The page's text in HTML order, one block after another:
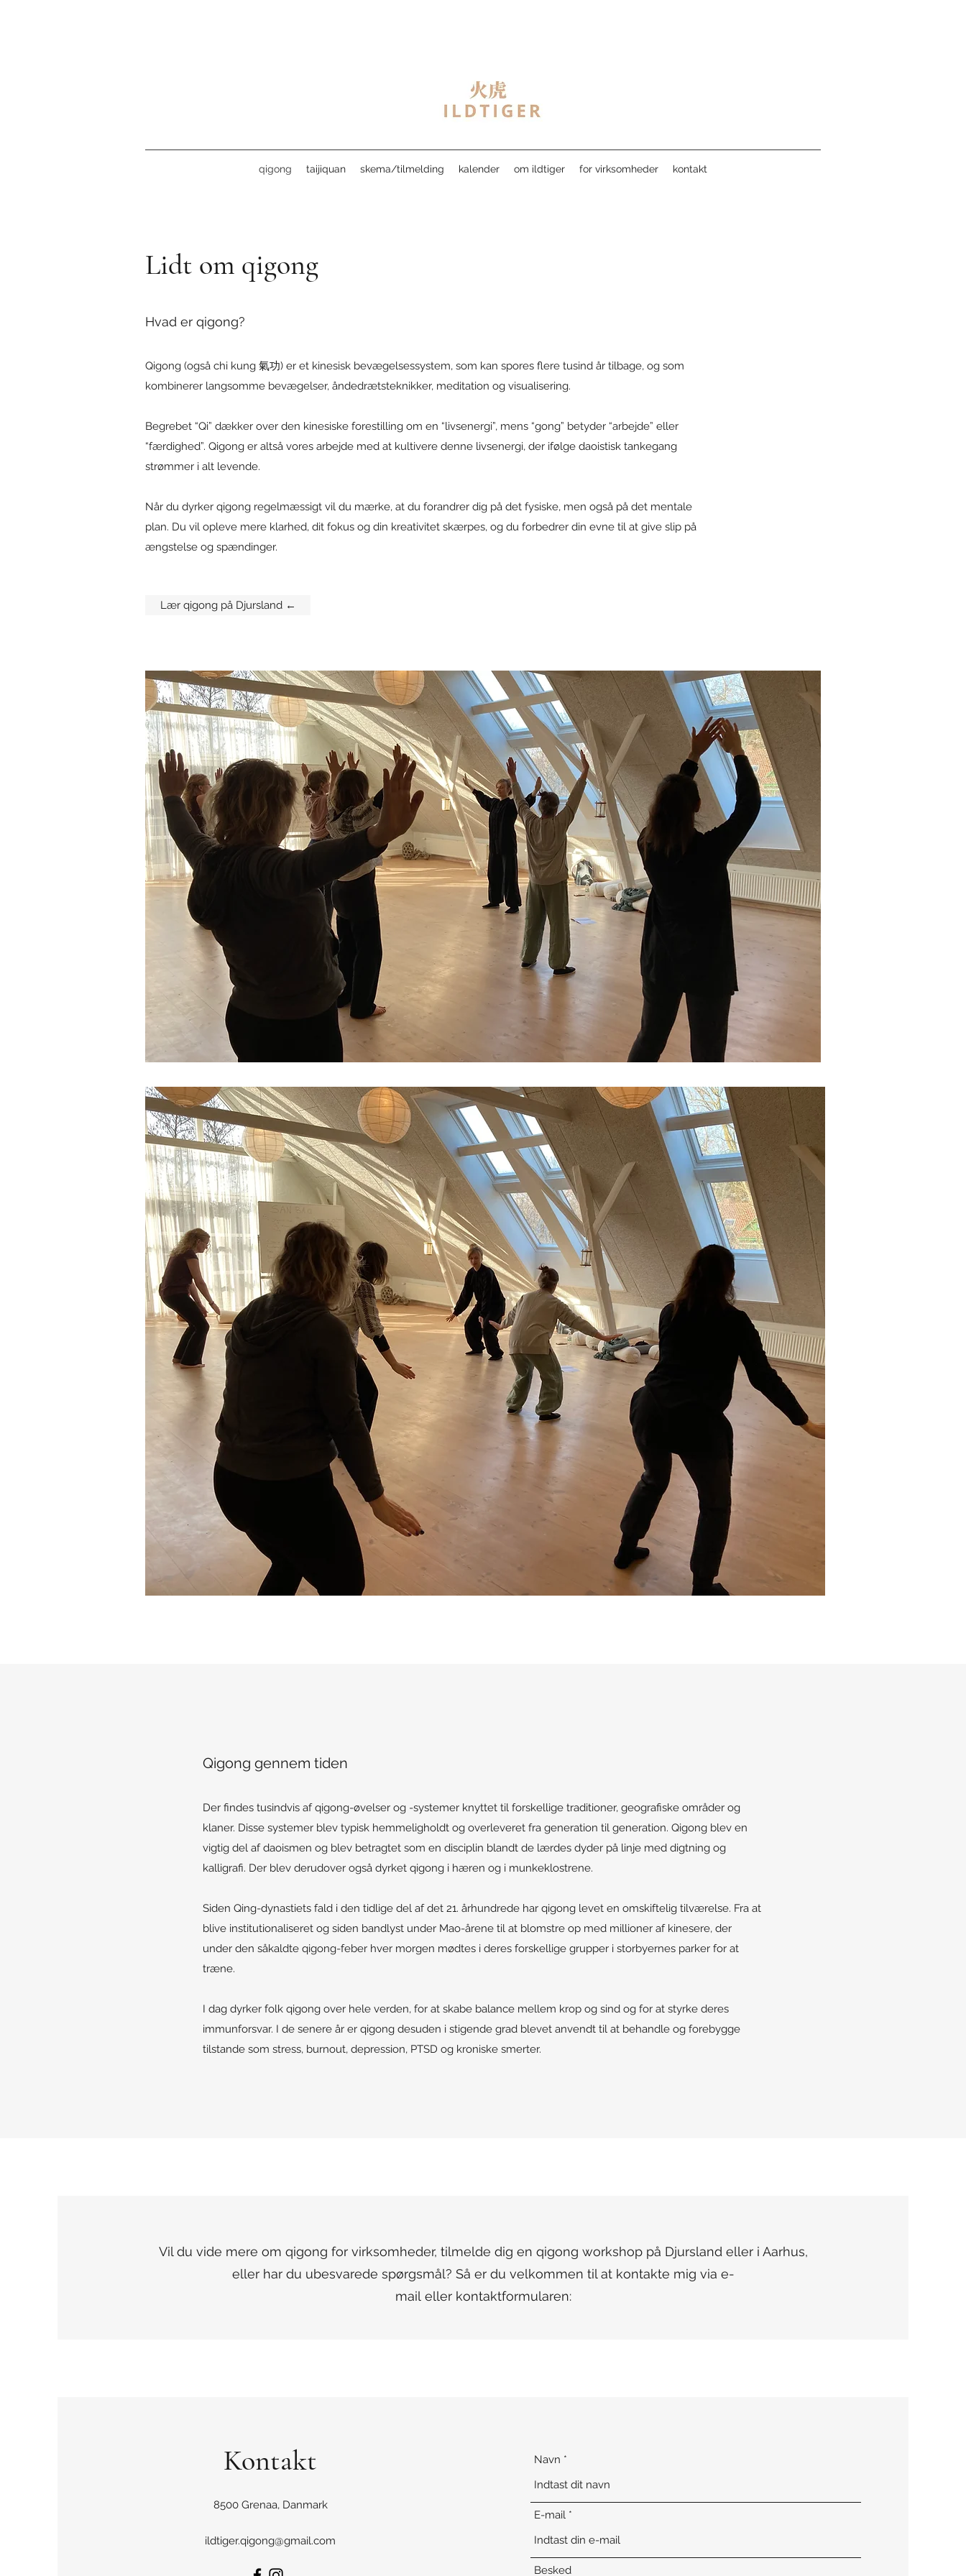
qigong taijiquan skema/tilmelding kalender om ildtiger for virksomheder kontakt
Lidt om qigong
Hvad er qigong?
Qigong (også chi kung 氣功) er et kinesisk bevægelsessystem, som kan spores flere tusind år tilbage, og som
kombinerer langsomme bevægelser, åndedrætsteknikker, meditation og visualisering.
Begrebet “Qi” dækker over den kinesiske forestilling om en “livsenergi”, mens “gong” betyder “arbejde” eller
“færdighed”. Qigong er altså vores arbejde med at kultivere denne livsenergi, der ifølge daoistisk tankegang
strømmer i alt levende.
Når du dyrker qigong regelmæssigt vil du mærke, at du forandrer dig på det fysiske, men også på det mentale
plan. Du vil opleve mere klarhed, dit fokus og din kreativitet skærpes, og du forbedrer din evne til at give slip på
ængstelse og spændinger.
Lær qigong på Djursland ←
Qigong gennem tiden
Der findes tusindvis af qigong-øvelser og -systemer knyttet til forskellige traditioner, geografiske områder og
klaner. Disse systemer blev typisk hemmeligholdt og overleveret fra generation til generation. Qigong blev en
vigtig del af daoismen og blev betragtet som en disciplin blandt de lærdes dyder på linje med digtning og
kalligrafi. Der blev derudover også dyrket qigong i hæren og i munkeklostrene.
Siden Qing-dynastiets fald i den tidlige del af det 21. århundrede har qigong levet en omskiftelig tilværelse. Fra at
blive institutionaliseret og siden bandlyst under Mao-årene til at blomstre op med millioner af kinesere, der
under den såkaldte qigong-feber hver morgen mødtes i deres forskellige grupper i storbyernes parker for at
træne.
I dag dyrker folk qigong over hele verden, for at skabe balance mellem krop og sind og for at styrke deres
immunforsvar. I de senere år er qigong desuden i stigende grad blevet anvendt til at behandle og forebygge
tilstande som stress, burnout, depression, PTSD og kroniske smerter.
Vil du vide mere om qigong for virksomheder, tilmelde dig en qigong workshop på Djursland eller i Aarhus,
eller har du ubesvarede spørgsmål? Så er du velkommen til at kontakte mig via e-
mail eller kontaktformularen:
Kontakt
8500 Grenaa, Danmark
ildtiger.qigong@gmail.com
Navn
E-mail
Besked